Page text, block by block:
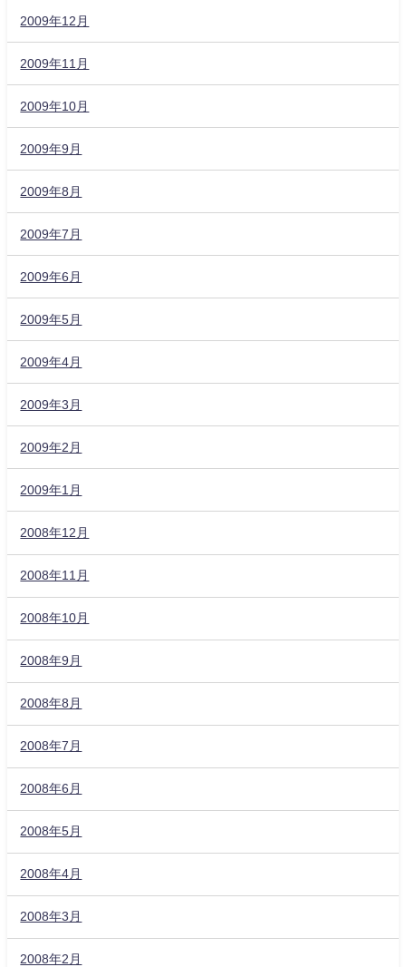
2009年12月
2009年11月
2009年10月
2009年9月
2009年8月
2009年7月
2009年6月
2009年5月
2009年4月
2009年3月
2009年2月
2009年1月
2008年12月
2008年11月
2008年10月
2008年9月
2008年8月
2008年7月
2008年6月
2008年5月
2008年4月
2008年3月
2008年2月